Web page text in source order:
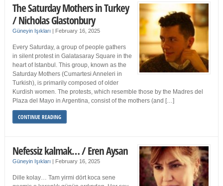
The Saturday Mothers in Turkey
/ Nicholas Glastonbury
Güneyin Işıkları | February 16, 2025
Every Saturday, a group of people gathers
in silent protest in Galatasaray Square in the
heart of Istanbul. This group, known as the
Saturday Mothers (Cumartesi Anneleri in
Turkish), is primarily composed of older
Kurdish women. The protests, which resemble those by the Madres del
Plaza del Mayo in Argentina, consist of the mothers (and […]
CONTINUE READING
Nefessiz kalmak… / Eren Aysan
Güneyin Işıkları | February 16, 2025
Dille kolay… Tam yirmi dört koca sene